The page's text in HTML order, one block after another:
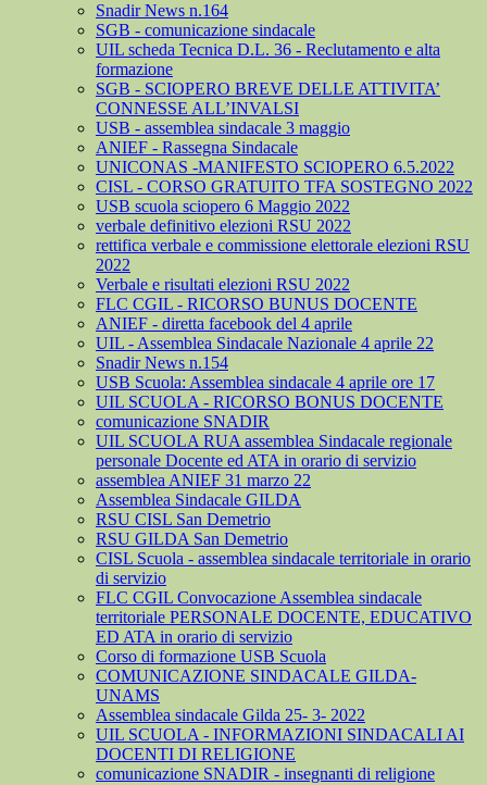
Snadir News n.164
SGB - comunicazione sindacale
UIL scheda Tecnica D.L. 36 - Reclutamento e alta
formazione
SGB - SCIOPERO BREVE DELLE ATTIVITA’
CONNESSE ALL’INVALSI
USB - assemblea sindacale 3 maggio
ANIEF - Rassegna Sindacale
UNICONAS -MANIFESTO SCIOPERO 6.5.2022
CISL - CORSO GRATUITO TFA SOSTEGNO 2022
USB scuola sciopero 6 Maggio 2022
verbale definitivo elezioni RSU 2022
rettifica verbale e commissione elettorale elezioni RSU
2022
Verbale e risultati elezioni RSU 2022
FLC CGIL - RICORSO BUNUS DOCENTE
ANIEF - diretta facebook del 4 aprile
UIL - Assemblea Sindacale Nazionale 4 aprile 22
Snadir News n.154
USB Scuola: Assemblea sindacale 4 aprile ore 17
UIL SCUOLA - RICORSO BONUS DOCENTE
comunicazione SNADIR
UIL SCUOLA RUA assemblea Sindacale regionale
personale Docente ed ATA in orario di servizio
assemblea ANIEF 31 marzo 22
Assemblea Sindacale GILDA
RSU CISL San Demetrio
RSU GILDA San Demetrio
CISL Scuola - assemblea sindacale territoriale in orario
di servizio
FLC CGIL Convocazione Assemblea sindacale
territoriale PERSONALE DOCENTE, EDUCATIVO
ED ATA in orario di servizio
Corso di formazione USB Scuola
COMUNICAZIONE SINDACALE GILDA-
UNAMS
Assemblea sindacale Gilda 25- 3- 2022
UIL SCUOLA - INFORMAZIONI SINDACALI AI
DOCENTI DI RELIGIONE
comunicazione SNADIR - insegnanti di religione